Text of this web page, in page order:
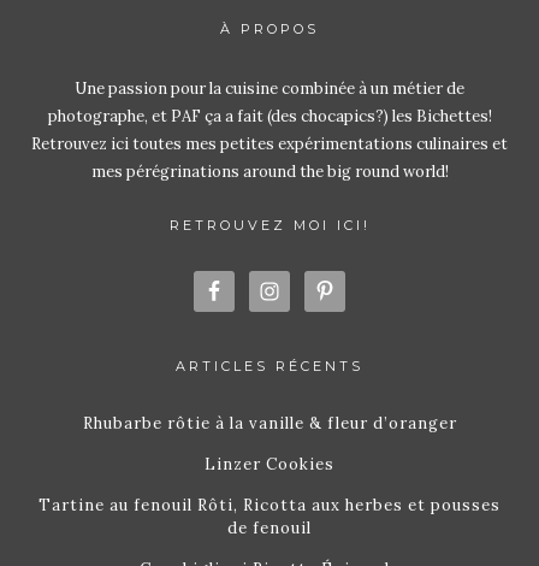
À PROPOS
Une passion pour la cuisine combinée à un métier de
photographe, et PAF ça a fait (des chocapics?) les Bichettes!
Retrouvez ici toutes mes petites expérimentations culinaires et
mes pérégrinations around the big round world!
RETROUVEZ MOI ICI!
ARTICLES RÉCENTS
Rhubarbe rôtie à la vanille & fleur d’oranger
Linzer Cookies
Tartine au fenouil Rôti, Ricotta aux herbes et pousses
de fenouil